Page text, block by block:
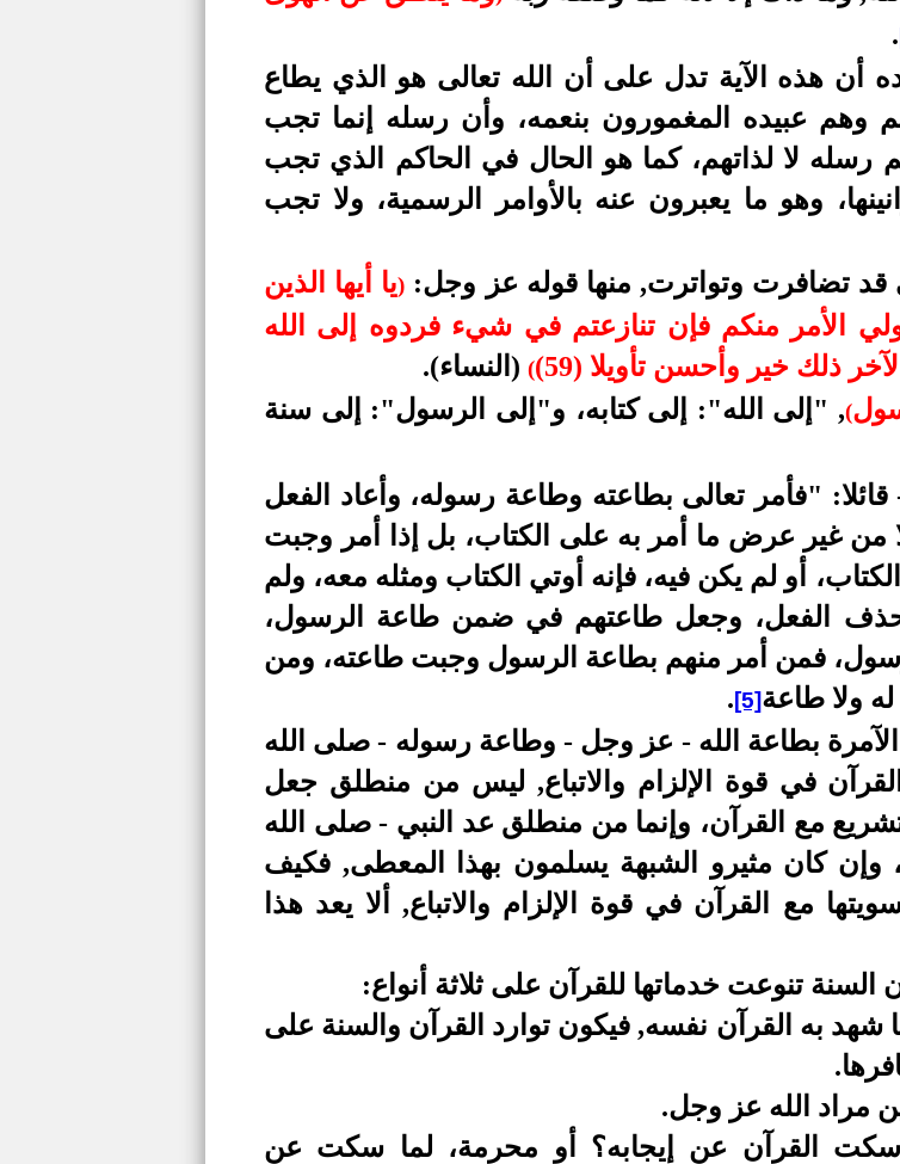
.
أن هذه الآية تدل على أن الله تعالى هو الذي يطاع
وهم عبيده المغمورون بنعمه، وأن رسله إنما تجب
رسله لا لذاتهم، كما هو الحال في الحاكم الذي تجب
وهو ما يعبرون عنه بالأوامر الرسمية، ولا تجب
قد تضافرت وتواترت, منها قوله عز وجل: )يا أيها الذين
الأمر منكم فإن تنازعتم في شيء فردوه إلى الله
ذلك خير وأحسن تأويلا (59)
( (النساء).
(, "إلى الله": إلى كتابه، و"إلى الرسول": إلى سنة
"فأمر تعالى بطاعته وطاعة رسوله، وأعاد الفعل
من غير عرض ما أمر به على الكتاب، بل إذا أمر وجبت
أو لم يكن فيه، فإنه أوتي الكتاب ومثله معه، ولم
حذف الفعل، وجعل طاعتهم في ضمن طاعة الرسول،
الرسول، فمن أمر منهم بطاعة الرسول وجبت طاعته، ومن
ولا طاعة[5]
.
الآمرة بطاعة الله - عز وجل - وطاعة رسوله - صلى الله
في قوة الإلزام والاتباع, ليس من منطلق جعل
مع القرآن، وإنما من منطلق عد النبي - صلى الله
وإن كان مثيرو الشبهة يسلمون بهذا المعطى, فكيف
مع القرآن في قوة الإلزام والاتباع, ألا يعد هذا
السنة تنوعت خدماتها للقرآن على ثلاثة أنواع:
شهد به القرآن نفسه, فيكون توارد القرآن والسنة على
مراد الله عز وجل.
سكت القرآن عن إيجابه؟ أو محرمة، لما سكت عن